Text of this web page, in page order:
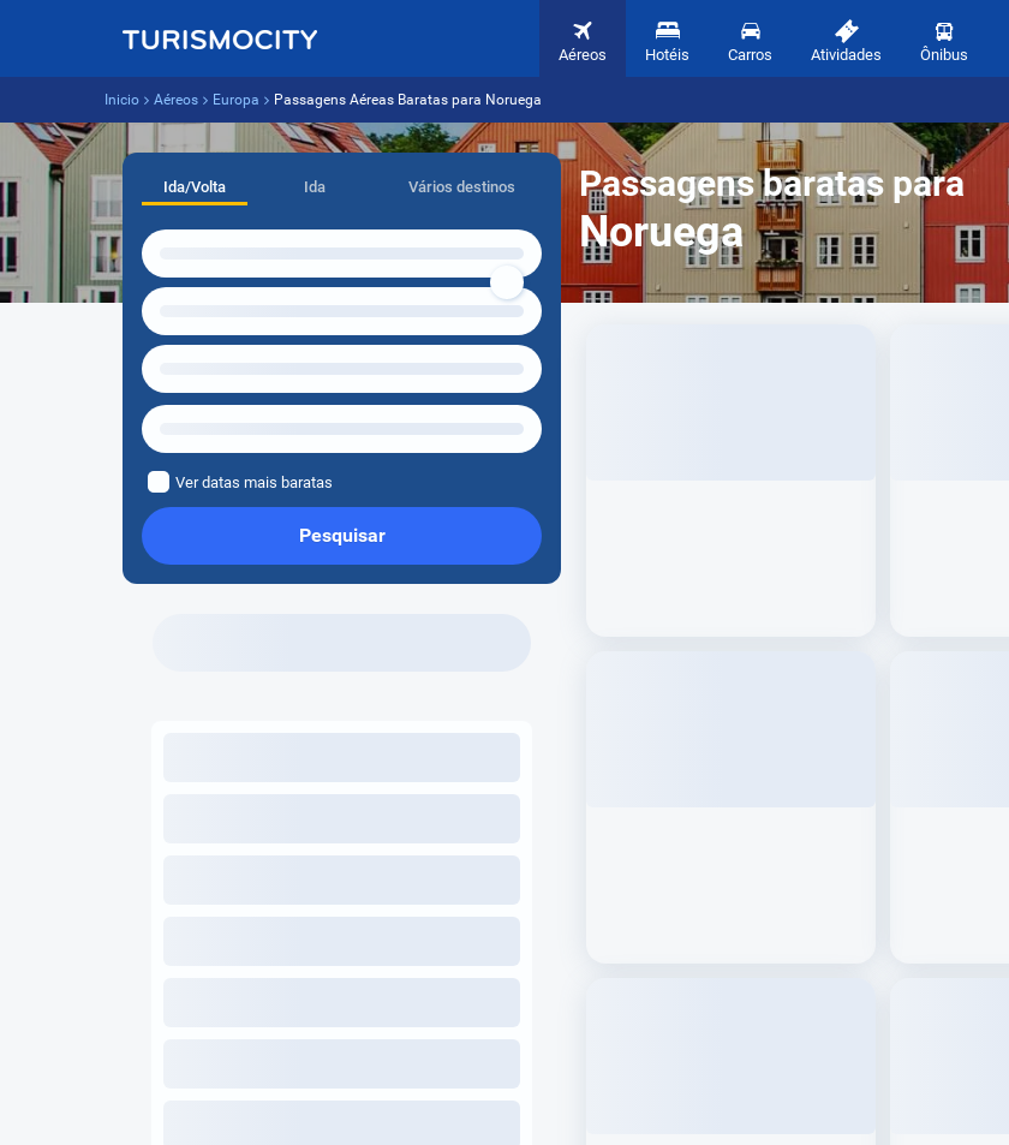
Aéreos Hotéis Carros Atividades Ônibus
Inicio Aéreos Europa Passagens Aéreas Baratas para Noruega
Ida/Volta Ida Vários destinos
Ver datas mais baratas
Pesquisar
Passagens baratas para
Noruega